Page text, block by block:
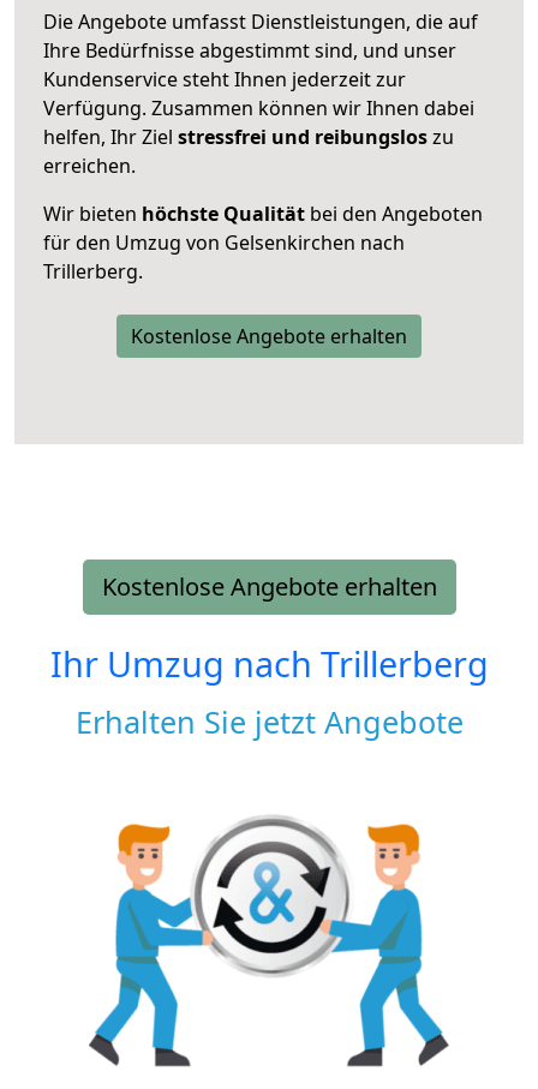
Die Angebote umfasst Dienstleistungen, die auf
Ihre Bedürfnisse abgestimmt sind, und unser
Kundenservice steht Ihnen jederzeit zur
Verfügung. Zusammen können wir Ihnen dabei
helfen, Ihr Ziel stressfrei und reibungsloszu
erreichen.
Wir bieten höchste Qualität bei den Angeboten
für den Umzug von Gelsenkirchen nach
Trillerberg.
Kostenlose Angebote erhalten
Kostenlose Angebote erhalten
Ihr Umzug nach Trillerberg
Erhalten Sie jetzt Angebote